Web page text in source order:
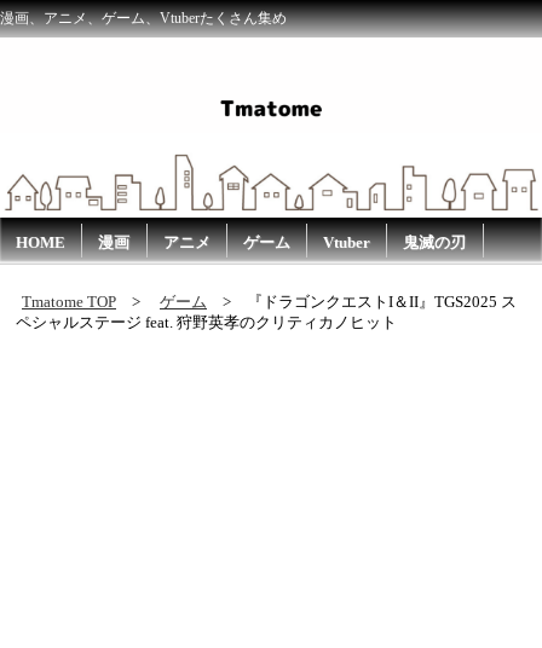
漫画、アニメ、ゲーム、Vtuberたくさん集め
HOME 漫画 アニメ ゲーム Vtuber 鬼滅の刃
Tmatome TOP ゲーム
『ドラゴンクエストI＆II』TGS2025 ス
ペシャルステージ feat. 狩野英孝のクリティカノヒット